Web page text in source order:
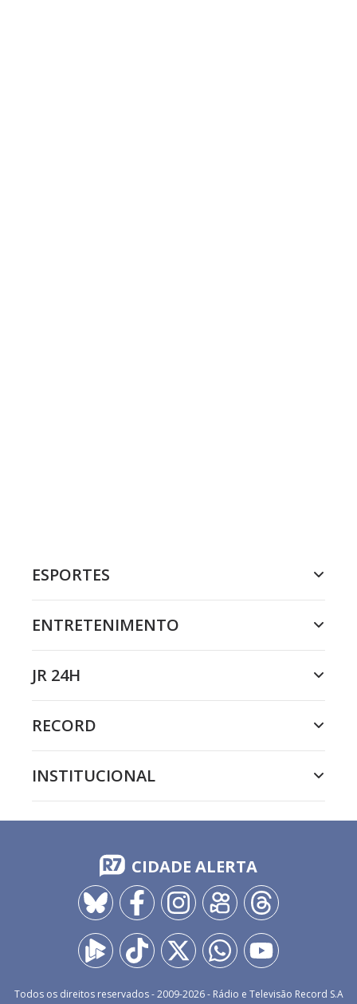
ESPORTES
ENTRETENIMENTO
JR 24H
RECORD
INSTITUCIONAL
CIDADE ALERTA
Todos os direitos reservados - 2009-2026- Rádio e Televisão Record S.A